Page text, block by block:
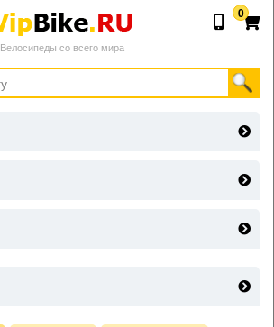
Велосипеды со всего мира
0